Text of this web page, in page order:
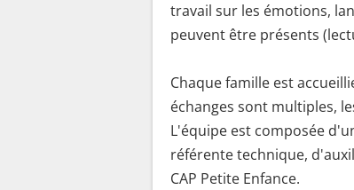
travail sur les émotions,
peuvent être présents
Chaque famille est
échanges sont multiples,
L'équipe est composée
référente technique,
CAP Petite Enfance.